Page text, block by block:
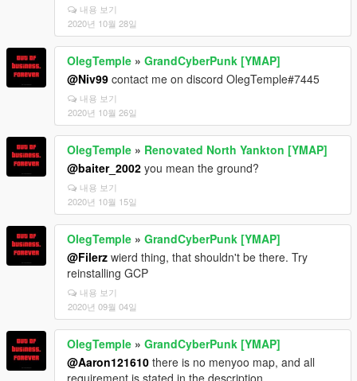
내용 보기
2020년 10월 28일
OlegTemple » GrandCyberPunk [YMAP]
@Niv99 contact me on discord OlegTemple#7445
내용 보기
2020년 10월 26일
OlegTemple » Renovated North Yankton [YMAP]
@baiter_2002 you mean the ground?
내용 보기
2020년 10월 15일
OlegTemple » GrandCyberPunk [YMAP]
@Filerz wierd thing, that shouldn't be there. Try
reinstalling GCP
내용 보기
2020년 09월 04일
OlegTemple » GrandCyberPunk [YMAP]
@Aaron121610 there is no menyoo map, and all
requirement is stated in the description